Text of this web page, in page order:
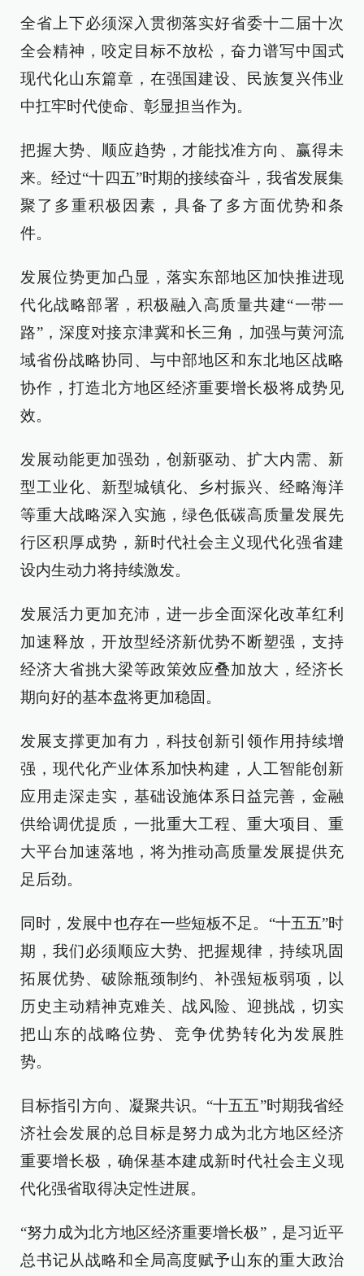
全省上下必须深入贯彻落实好省委十二届十次
全会精神，咬定目标不放松，奋力谱写中国式
现代化山东篇章，在强国建设、民族复兴伟业
中扛牢时代使命、彰显担当作为。
把握大势、顺应趋势，才能找准方向、赢得未
来。经过“十四五”时期的接续奋斗，我省发展集
聚了多重积极因素，具备了多方面优势和条
件。
发展位势更加凸显，落实东部地区加快推进现
代化战略部署，积极融入高质量共建“一带一
路”，深度对接京津冀和长三角，加强与黄河流
域省份战略协同、与中部地区和东北地区战略
协作，打造北方地区经济重要增长极将成势见
效。
发展动能更加强劲，创新驱动、扩大内需、新
型工业化、新型城镇化、乡村振兴、经略海洋
等重大战略深入实施，绿色低碳高质量发展先
行区积厚成势，新时代社会主义现代化强省建
设内生动力将持续激发。
发展活力更加充沛，进一步全面深化改革红利
加速释放，开放型经济新优势不断塑强，支持
经济大省挑大梁等政策效应叠加放大，经济长
期向好的基本盘将更加稳固。
发展支撑更加有力，科技创新引领作用持续增
强，现代化产业体系加快构建，人工智能创新
应用走深走实，基础设施体系日益完善，金融
供给调优提质，一批重大工程、重大项目、重
大平台加速落地，将为推动高质量发展提供充
足后劲。
同时，发展中也存在一些短板不足。“十五五”时
期，我们必须顺应大势、把握规律，持续巩固
拓展优势、破除瓶颈制约、补强短板弱项，以
历史主动精神克难关、战风险、迎挑战，切实
把山东的战略位势、竞争优势转化为发展胜
势。
目标指引方向、凝聚共识。“十五五”时期我省经
济社会发展的总目标是努力成为北方地区经济
重要增长极，确保基本建成新时代社会主义现
代化强省取得决定性进展。
“努力成为北方地区经济重要增长极”，是习近平
总书记从战略和全局高度赋予山东的重大政治